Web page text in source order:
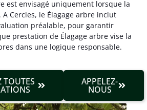
est envisagé uniquement lorsque la
A Cercles, le Élagage arbre inclut
préalable, pour garantir
prestation de Élagage arbre vise la
dans une logique responsable.
TOUTES APPELEZ-
NOUS